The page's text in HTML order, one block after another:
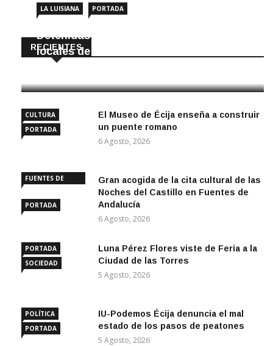
RECIENTES
LA LUISIANA PORTADA
Detenidas dos personas por robar en
locales de La Luisiana
CULTURA
PORTADA
El Museo de Écija enseña a construir
un puente romano
6 Agosto, 2026
FUENTES DE
PORTADA
Gran acogida de la cita cultural de las
Noches del Castillo en Fuentes de
Andalucía
6 Agosto, 2026
PORTADA
SOCIEDAD
Luna Pérez Flores viste de Feria a la
Ciudad de las Torres
5 Agosto, 2026
POLÍTICA
PORTADA
IU-Podemos Écija denuncia el mal
estado de los pasos de peatones
5 Agosto, 2026